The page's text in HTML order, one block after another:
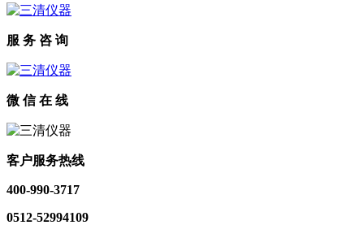
服 务 咨 询
微 信 在 线
客户服务热线
400-990-3717
0512-52994109